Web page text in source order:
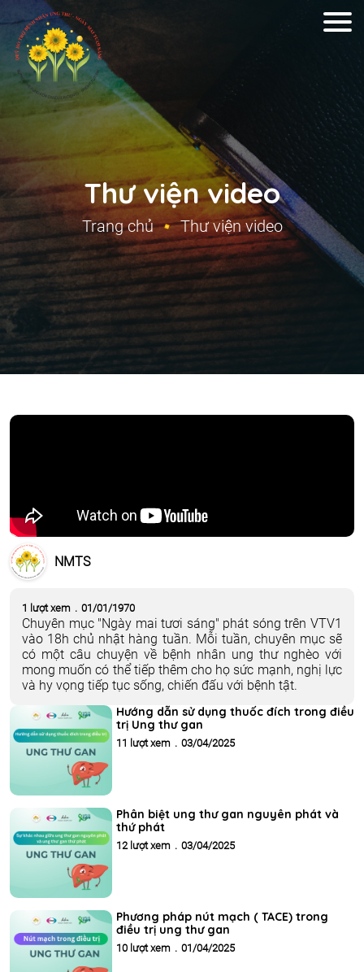
Thư viện video
Trang chủ Thư viện video
NMTS
1 lượt xem . 01/01/1970
Chuyên mục "Ngày mai tươi sáng" phát sóng trên VTV1
vào 18h chủ nhật hàng tuần. Mỗi tuần, chuyên mục sẽ
có một câu chuyện về bệnh nhân ung thư nghèo với
mong muốn có thể tiếp thêm cho họ sức mạnh, nghị lực
và hy vọng tiếp tục sống, chiến đấu với bệnh tật.
Hướng dẫn sử dụng thuốc đích trong điều
trị Ung thư gan
11 lượt xem . 03/04/2025
Phân biệt ung thư gan nguyên phát và
thứ phát
12 lượt xem . 03/04/2025
Phương pháp nút mạch ( TACE) trong
điều trị ung thư gan
10 lượt xem . 01/04/2025